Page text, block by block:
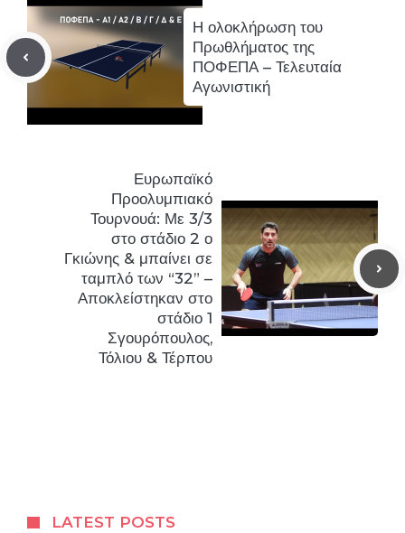
Η ολοκλήρωση του
Πρωθλήματος της
ΠΟΦΕΠΑ – Τελευταία
Αγωνιστική
Ευρωπαϊκό
Προολυμπιακό
Τουρνουά: Με 3/3
στο στάδιο 2 ο
Γκιώνης & μπαίνει σε
ταμπλό των “32” –
Αποκλείστηκαν στο
στάδιο 1
Σγουρόπουλος,
Τόλιου & Τέρπου
LATEST POSTS